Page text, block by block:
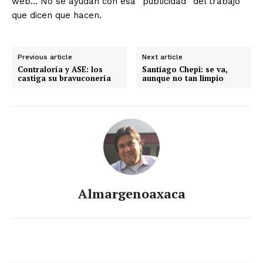
que dicen que hacen.
Previous article
Contraloría y ASE: los
castiga su bravuconería
Next article
Santiago Chepi: se va,
aunque no tan limpio
Almargenoaxaca